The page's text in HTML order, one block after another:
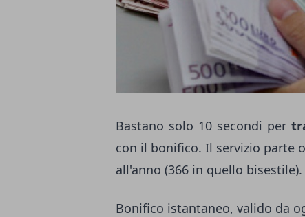
Bastano solo 10 secondi per
con il bonifico. Il servizio parte
all'anno (366 in quello
Bonifico istantaneo, valido da